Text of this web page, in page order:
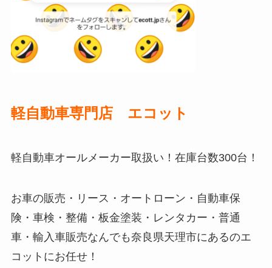
軽自動車専門店 エコット
軽自動車オールメーカー取扱い！在庫台数300台！
お車の販売・リース・オートローン・自動車保
険・車検・整備・板金塗装・レンタカー・普通
車・輸入車販売なんでも奈良県天理市にあるのエ
コットにお任せ！